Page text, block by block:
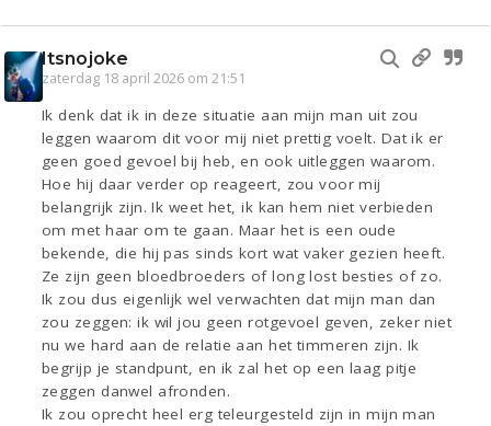
Itsnojoke
zaterdag 18 april 2026 om 21:51
Ik denk dat ik in deze situatie aan mijn man uit zou
leggen waarom dit voor mij niet prettig voelt. Dat ik er
geen goed gevoel bij heb, en ook uitleggen waarom.
Hoe hij daar verder op reageert, zou voor mij
belangrijk zijn. Ik weet het, ik kan hem niet verbieden
om met haar om te gaan. Maar het is een oude
bekende, die hij pas sinds kort wat vaker gezien heeft.
Ze zijn geen bloedbroeders of long lost besties of zo.
Ik zou dus eigenlijk wel verwachten dat mijn man dan
zou zeggen: ik wil jou geen rotgevoel geven, zeker niet
nu we hard aan de relatie aan het timmeren zijn. Ik
begrijp je standpunt, en ik zal het op een laag pitje
zeggen danwel afronden.
Ik zou oprecht heel erg teleurgesteld zijn in mijn man